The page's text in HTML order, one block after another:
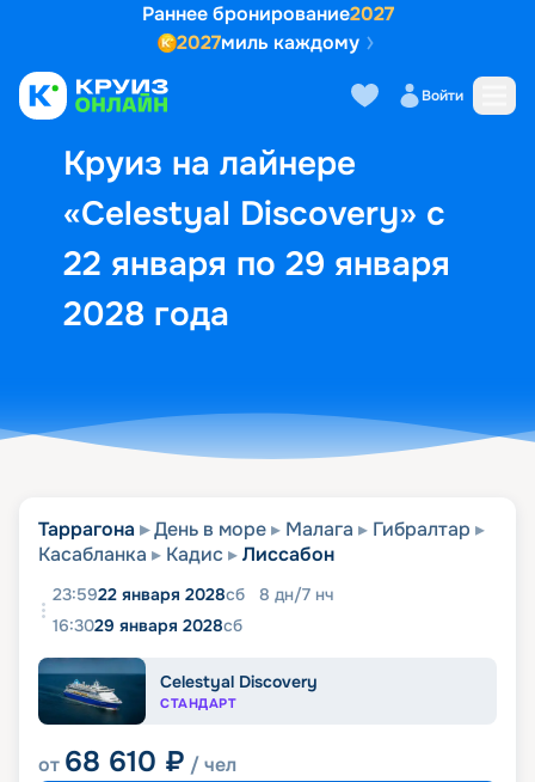
Раннее бронирование2027
2027миль каждому
Войти
Круиз на лайнере
«Celestyal Discovery» с
22 января по 29 января
2028 года
Выбор кают Маршрут и
Таррагона День в море Малага
Гибралтар
Касабланка
Кадис Лиссабон
23:5922 января 2028сб 8 дн/7 нч
16:3029 января 2028сб
Celestyal Discovery
СТАНДАРТ
от 68 610 ₽ / чел